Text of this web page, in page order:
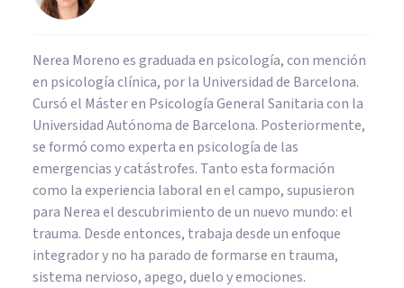
Nerea Moreno es graduada en psicología, con mención
en psicología clínica, por la Universidad de Barcelona.
Cursó el Máster en Psicología General Sanitaria con la
Universidad Autónoma de Barcelona. Posteriormente,
se formó como experta en psicología de las
emergencias y catástrofes. Tanto esta formación
como la experiencia laboral en el campo, supusieron
para Nerea el descubrimiento de un nuevo mundo: el
trauma. Desde entonces, trabaja desde un enfoque
integrador y no ha parado de formarse en trauma,
sistema nervioso, apego, duelo y emociones.